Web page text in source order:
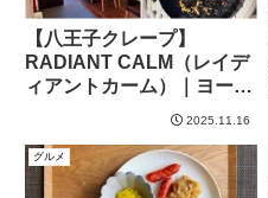
【八王子クレープ】
RADIANT CALM（レイデ
ィアントカーム）｜ヨーロ
ッパのお城のような空間で
2025.11.16
グルメ